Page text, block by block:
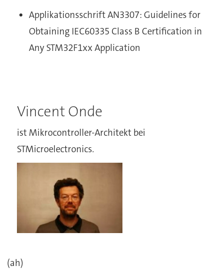
Applikationsschrift AN3307: Guidelines for
Obtaining IEC60335 Class B Certification in
Any STM32F1xx Application
Vincent Onde
ist Mikrocontroller-Architekt bei
STMicroelectronics.
(ah)